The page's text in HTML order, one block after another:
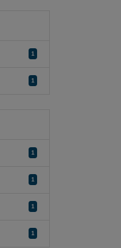
1
1
1
1
1
1